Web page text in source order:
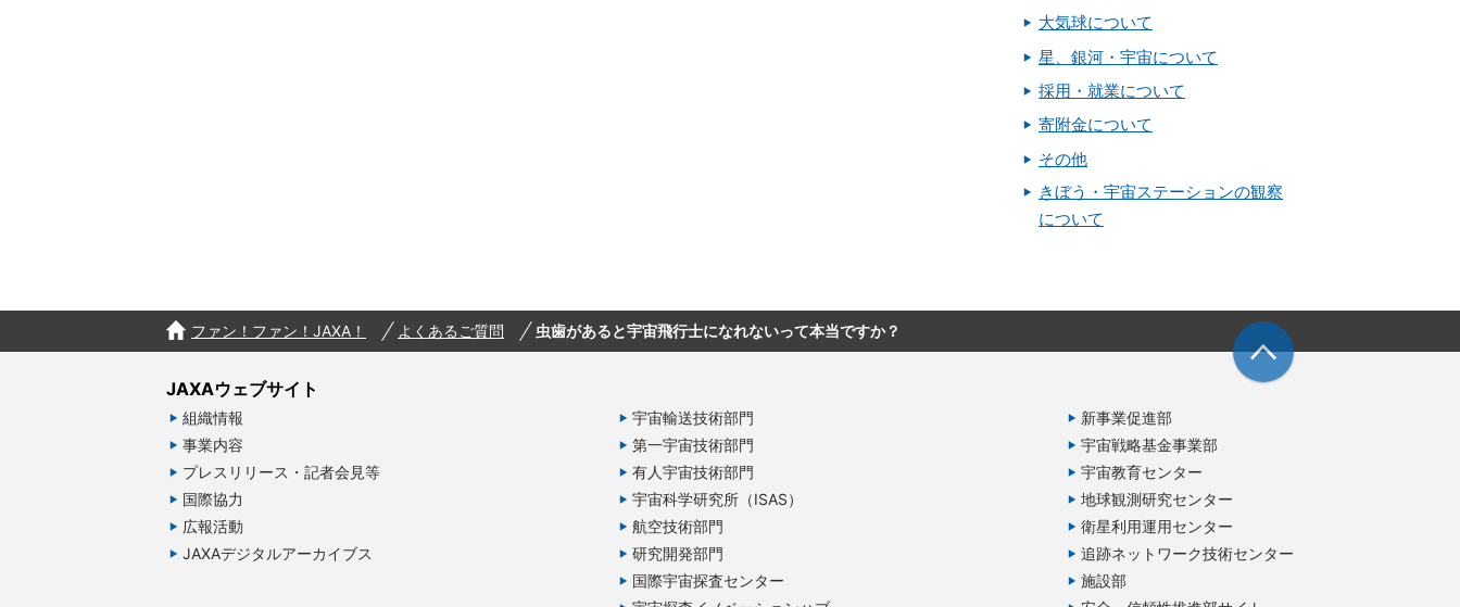
大気球について
星、銀河・宇宙について
採用・就業について
寄附金について
その他
きぼう・宇宙ステーションの観察
について
ファン！ファン！JAXA！ よくあるご質問 虫歯があると宇宙飛行士になれないって本当ですか？
JAXAウェブサイト
組織情報
事業内容
プレスリリース・記者会見等
国際協力
広報活動
JAXAデジタルアーカイブス
宇宙輸送技術部門
第一宇宙技術部門
有人宇宙技術部門
宇宙科学研究所（ISAS）
航空技術部門
研究開発部門
国際宇宙探査センター
新事業促進部
宇宙戦略基金事業部
宇宙教育センター
地球観測研究センター
衛星利用運用センター
追跡ネットワーク技術センター
施設部